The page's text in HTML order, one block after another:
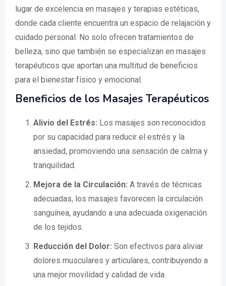
lugar de excelencia en masajes y terapias estéticas,
donde cada cliente encuentra un espacio de relajación y
cuidado personal. No solo ofrecen tratamientos de
belleza, sino que también se especializan en masajes
terapéuticos que aportan una multitud de beneficios
para el bienestar físico y emocional.
Beneficios de los Masajes Terapéuticos
Alivio del Estrés: Los masajes son reconocidos
por su capacidad para reducir el estrés y la
ansiedad, promoviendo una sensación de calma y
tranquilidad.
Mejora de la Circulación: A través de técnicas
adecuadas, los masajes favorecen la circulación
sanguínea, ayudando a una adecuada oxigenación
de los tejidos.
Reducción del Dolor: Son efectivos para aliviar
dolores musculares y articulares, contribuyendo a
una mejor movilidad y calidad de vida.